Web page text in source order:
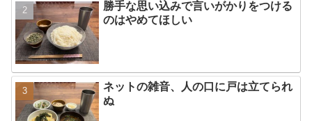
勝手な思い込みで言いがかりをつける
のはやめてほしい
ネットの雑音、人の口に戸は立てられ
ぬ